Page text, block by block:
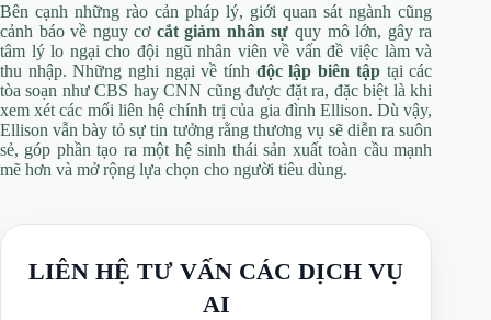
Bên cạnh những rào cản pháp lý, giới quan sát ngành cũng
cảnh báo về nguy cơ cắt giảm nhân sự quy mô lớn, gây ra
tâm lý lo ngại cho đội ngũ nhân viên về vấn đề việc làm và
thu nhập. Những nghi ngại về tính độc lập biên tậptại các
tòa soạn như CBS hay CNN cũng được đặt ra, đặc biệt là khi
xem xét các mối liên hệ chính trị của gia đình Ellison. Dù vậy,
Ellison vẫn bày tỏ sự tin tưởng rằng thương vụ sẽ diễn ra suôn
sẻ, góp phần tạo ra một hệ sinh thái sản xuất toàn cầu mạnh
mẽ hơn và mở rộng lựa chọn cho người tiêu dùng.
LIÊN HỆ TƯ VẤN CÁC DỊCH VỤ
AI